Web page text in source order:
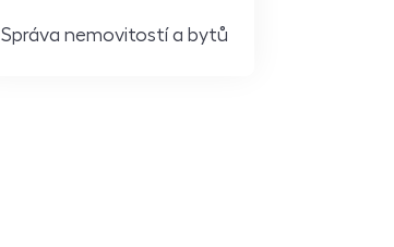
Správa nemovitostí a bytů